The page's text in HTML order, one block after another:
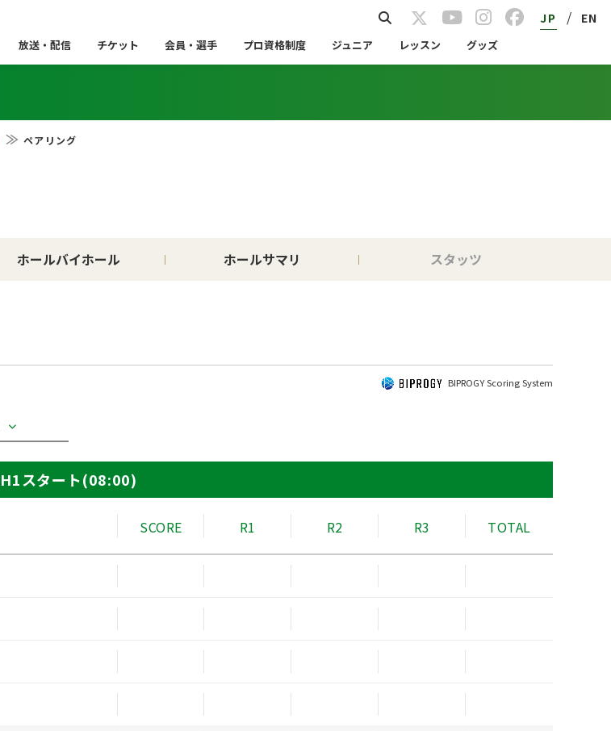
JP / EN
放送・配信 チケット 会員・選手 プロ資格制度 ジュニア レッスン グッズ
ペアリング
ホールバイホール ホールサマリ スタッツ
BIPROGY Scoring System
H1スタート(08:00)
SCORE R1 R2 R3 TOTAL